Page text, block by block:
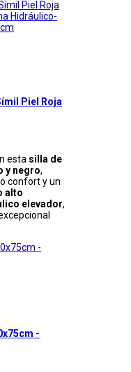
Piel Roja
esta silla de
y negro,
confort y un
alto
elevador,
-